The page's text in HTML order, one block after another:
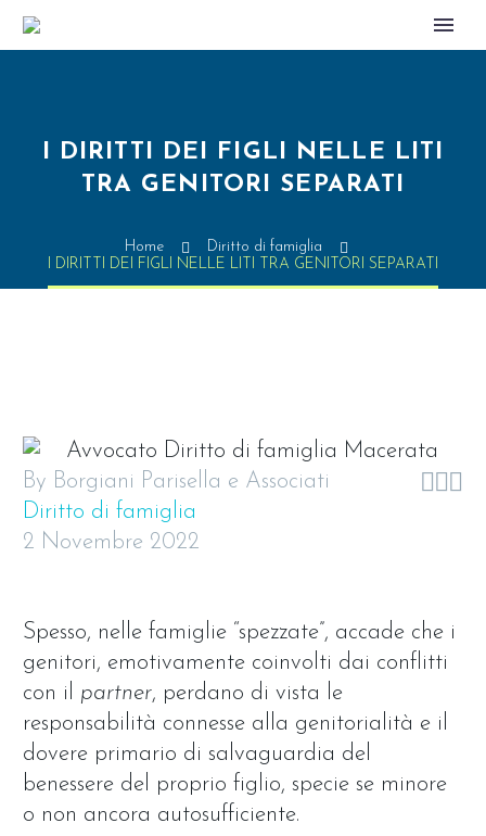
I DIRITTI DEI FIGLI NELLE LITI
TRA GENITORI SEPARATI
Home
Diritto di famiglia
I DIRITTI DEI FIGLI NELLE LITI TRA GENITORI SEPARATI

By Borgiani Parisella e Associati
Diritto di famiglia
2 Novembre 2022
Spesso, nelle famiglie “spezzate”, accade che i
genitori, emotivamente coinvolti dai conflitti
con il partner, perdano di vista le
responsabilità connesse alla genitorialità e il
dovere primario di salvaguardia del
benessere del proprio figlio, specie se minore
o non ancora autosufficiente.